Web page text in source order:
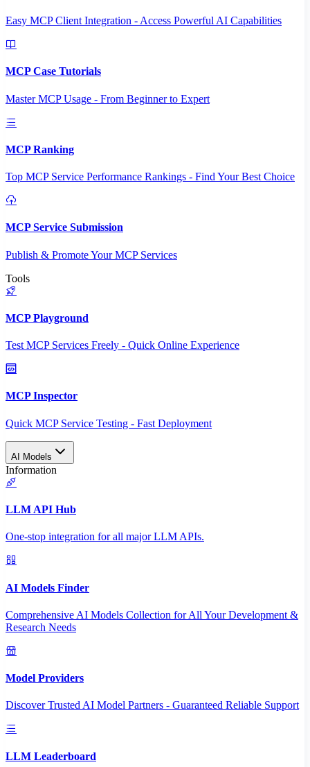
Easy MCP Client Integration - Access Powerful AI Capabilities
MCP Case Tutorials
Master MCP Usage - From Beginner to Expert
MCP Ranking
Top MCP Service Performance Rankings - Find Your Best Choice
MCP Service Submission
Publish & Promote Your MCP Services
Tools
MCP Playground
Test MCP Services Freely - Quick Online Experience
MCP Inspector
Quick MCP Service Testing - Fast Deployment
AI Models
Information
LLM API Hub
One-stop integration for all major LLM APIs.
AI Models Finder
Comprehensive AI Models Collection for All Your Development &
Research Needs
Model Providers
Discover Trusted AI Model Partners - Guaranteed Reliable Support
LLM Leaderboard